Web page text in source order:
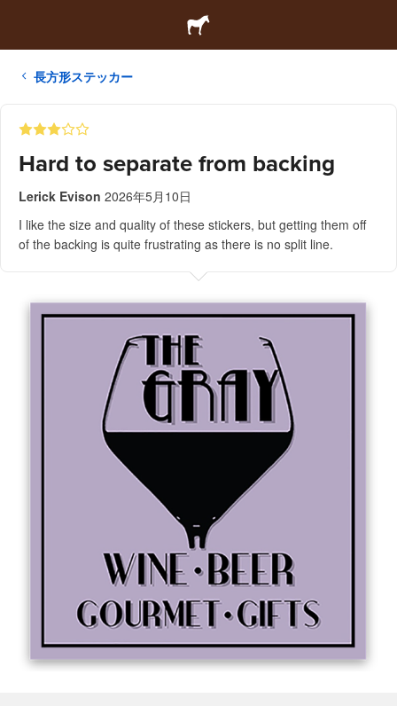
長方形ステッカー
Hard to separate from backing
Lerick Evison 2026年5月10日
I like the size and quality of these stickers, but getting them off
of the backing is quite frustrating as there is no split line.